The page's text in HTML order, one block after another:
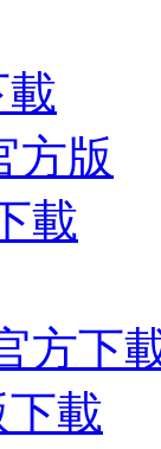
方版
載
方下
載